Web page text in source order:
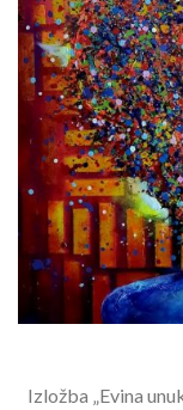
Izložba „Evina